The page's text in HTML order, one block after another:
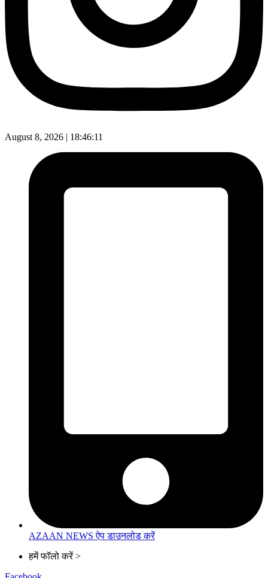
August 8, 2026 | 18:46:12
AZAAN NEWS ऐप डाउनलोड करें
हमें फॉलो करें >